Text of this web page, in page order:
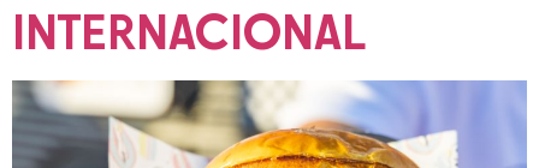
INTERNACIONAL